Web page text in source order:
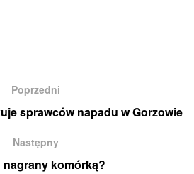
Poprzedni
sprawców napadu w Gorzowie
Następny
nagrany komórką?